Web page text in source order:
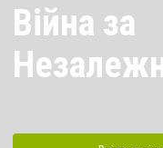
Війна за